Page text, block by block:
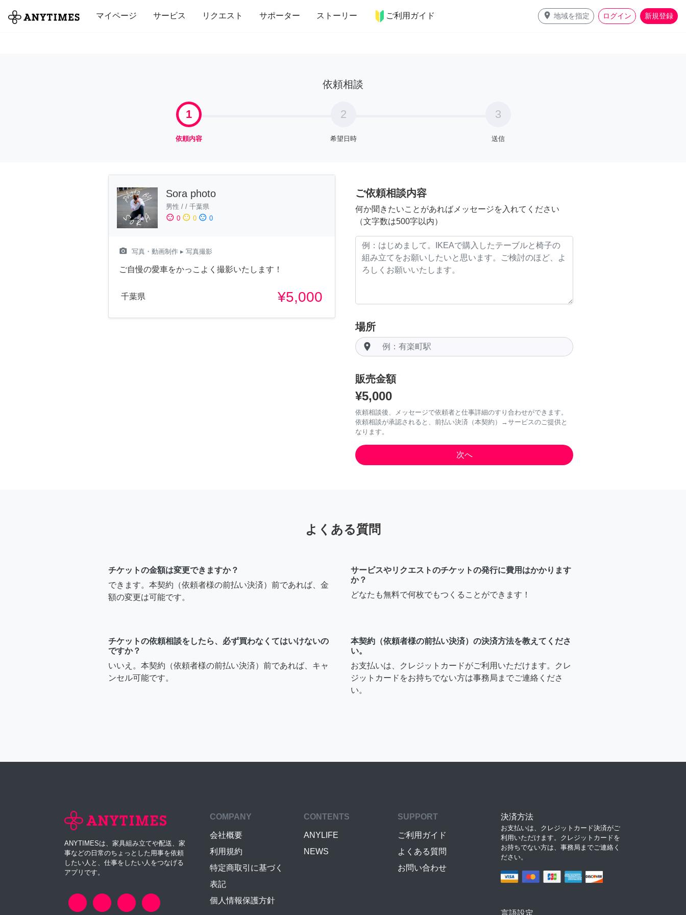
マイページ サービス リクエスト サポーター ストーリー ご利用ガイド place 地域を指定 ログイン 新規登録
全て 修理・組立 家事 引っ越し インテリア 趣味・習い事 ペット 料理
依頼相談
1
依頼内容
2
希望日時
3
送信
Sora photo
男性 / / 千葉県
sentiment_satisfied 0 sentiment_neutral 0 sentiment_dissatisfied 0
camera_alt 写真・動画制作 ▸ 写真撮影
ご自慢の愛車をかっこよく撮影いたします！
千葉県 ¥5,000
ご依頼相談内容
何か聞きたいことがあればメッセージを入れてください
（文字数は500字以内）
場所
room
販売金額
¥5,000
依頼相談後、メッセージで依頼者と仕事詳細のすり合わせができます。
依頼相談が承認されると、前払い決済（本契約）→サービスのご提供と
なります。
よくある質問
チケットの金額は変更できますか？
できます。本契約（依頼者様の前払い決済）前であれば、金
額の変更は可能です。
サービスやリクエストのチケットの発行に費用はかかります
か？
どなたも無料で何枚でもつくることができます！
チケットの依頼相談をしたら、必ず買わなくてはいけないの
ですか？
いいえ。本契約（依頼者様の前払い決済）前であれば、キャ
ンセル可能です。
本契約（依頼者様の前払い決済）の決済方法を教えてくださ
い。
お支払いは、クレジットカードがご利用いただけます。クレ
ジットカードをお持ちでない方は事務局までご連絡くださ
い。
ANYTIMESは、家具組み立てや配送、家
事などの日常のちょっとした用事を依頼
したい人と、仕事をしたい人をつなげる
アプリです。
COMPANY
会社概要
利用規約
特定商取引に基づく
表記
個人情報保護方針
CONTENTS
ANYLIFE
NEWS
SUPPORT
ご利用ガイド
よくある質問
お問い合わせ
決済方法
お支払いは、クレジットカード決済がご
利用いただけます。クレジットカードを
お持ちでない方は、事務局までご連絡く
ださい。
言語設定